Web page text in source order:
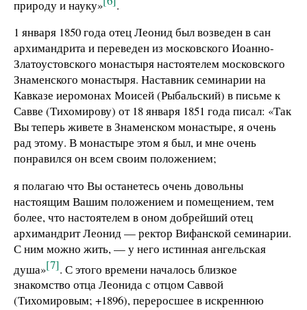
природу и науку»
.
1 января 1850 года отец Леонид был возведен в сан
архимандрита и переведен из московского Иоанно-
Златоустовского монастыря настоятелем московского
Знаменского монастыря. Наставник семинарии на
Кавказе иеромонах Моисей (Рыбальский) в письме к
Савве (Тихомирову) от 18 января 1851 года писал: «Так
Вы теперь живете в Знаменском монастыре, я очень
рад этому. В монастыре этом я был, и мне очень
понравился он всем своим положением;
я полагаю что Вы останетесь очень довольны
настоящим Вашим положением и помещением, тем
более, что настоятелем в оном добрейший отец
архимандрит Леонид — ректор Вифанской семинарии.
С ним можно жить, — у него истинная ангельская
душа»[7]. С этого времени началось близкое
знакомство отца Леонида с отцом Саввой
(Тихомировым; +1896), переросшее в искреннюю